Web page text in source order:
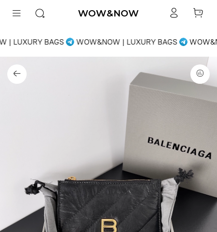
WOW&NOW
| LUXURY BAGS WOW&NOW | LUXURY BAGS